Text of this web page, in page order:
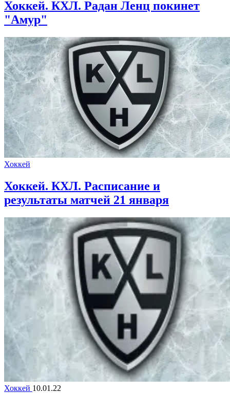
Хоккей. КХЛ. Радан Ленц покинет
"Амур"
Хоккей
Хоккей. КХЛ. Расписание и
результаты матчей 21 января
Хоккей 10.01.22